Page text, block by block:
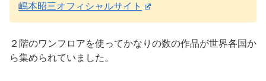
嶋本昭三オフィシャルサイト
２階のワンフロアを使ってかなりの数の作品が世界各国か
ら集められていました。